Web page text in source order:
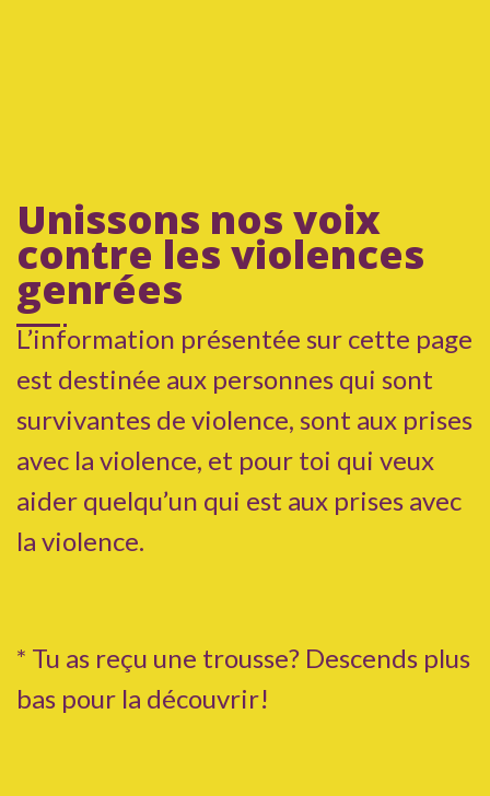
Unissons nos voix
contre les violences
genrées
L’information présentée sur cette page
est destinée aux personnes qui sont
survivantes de violence, sont aux prises
avec la violence, et pour toi qui veux
aider quelqu’un qui est aux prises avec
la violence.
* Tu as reçu une trousse? Descends plus
bas pour la découvrir!